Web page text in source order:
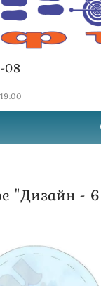
08
"Дизайн -